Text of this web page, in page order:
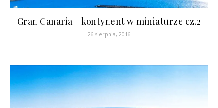
Gran Canaria – kontynent w miniaturze cz.2
26 sierpnia, 2016